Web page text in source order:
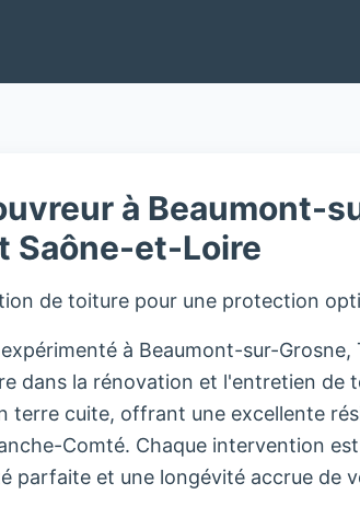
à Beaumont-
Saône-et-Loire
de toiture pour une protection
à Beaumont-sur-
dans la rénovation et l'entretien de
terre cuite, offrant une excellente
Comté. Chaque intervention
parfaite et une longévité accrue de